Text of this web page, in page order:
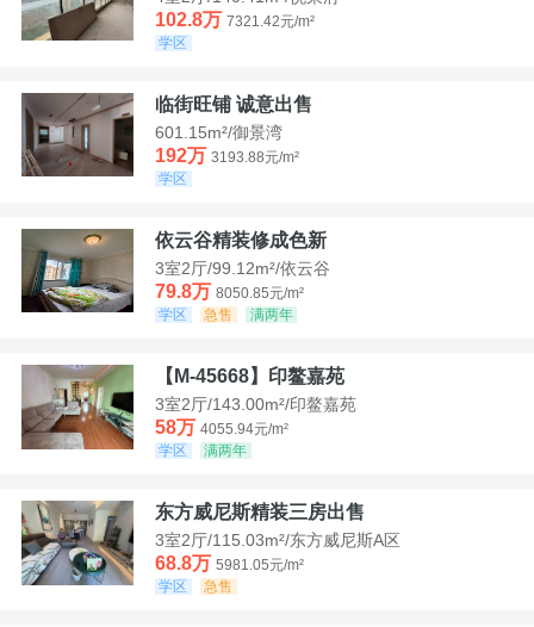
102.8万 7321.42元/m²
学区
临街旺铺 诚意出售
601.15m²/御景湾
192万 3193.88元/m²
学区
依云谷精装修成色新
3室2厅/99.12m²/依云谷
79.8万 8050.85元/m²
学区
急售 满两年
【M-45668】印鳌嘉苑
3室2厅/143.00m²/印鳌嘉苑
58万 4055.94元/m²
学区
满两年
东方威尼斯精装三房出售
3室2厅/115.03m²/东方威尼斯A区
68.8万 5981.05元/m²
学区
急售